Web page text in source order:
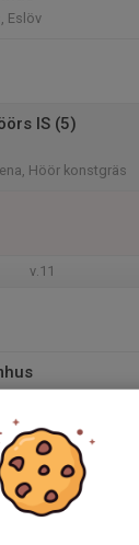
Eslöv
IS (5)
Höör konstgräs
v.11